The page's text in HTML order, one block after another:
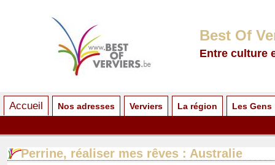
Best Of
Entre culture
Accueil Nos adresses Verviers La région Les Gens
Perrine, réaliser mes rêves : Australie